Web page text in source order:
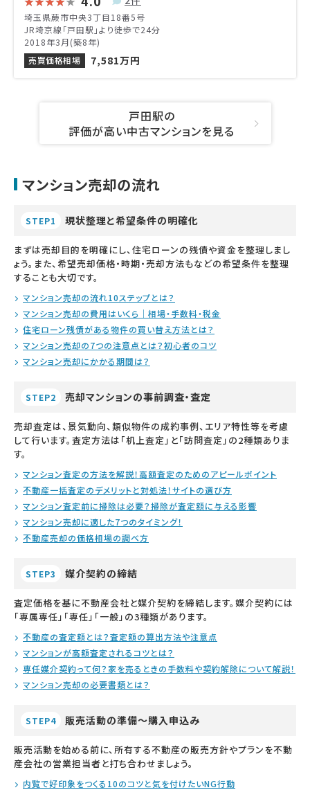
埼玉県蕨市中央3丁目18番5号
JR埼京線「戸田駅」より徒歩で24分
2018年3月(築8年)
売買価格相場
7,581万円
戸田駅の
評価が高い中古マンションを見る
マンション売却の流れ
STEP1 現状整理と希望条件の明確化
まずは売却目的を明確にし、住宅ローンの残債や資金を整理しまし
ょう。また、希望売却価格・時期・売却方法もなどの希望条件を整理
することも大切です。
マンション売却の流れ10ステップとは？
マンション売却の費用はいくら｜相場・手数料・税金
住宅ローン残債がある物件の買い替え方法とは？
マンション売却の7つの注意点とは？初心者のコツ
マンション売却にかかる期間は？
STEP2 売却マンションの事前調査・査定
売却査定は、景気動向、類似物件の成約事例、エリア特性等を考慮
して行います。査定方法は「机上査定」と「訪問査定」の2種類ありま
す。
マンション査定の方法を解説！高額査定のためのアピールポイント
不動産一括査定のデメリットと対処法！サイトの選び方
マンション査定前に掃除は必要？掃除が査定額に与える影響
マンション売却に適した7つのタイミング！
不動産売却の価格相場の調べ方
STEP3 媒介契約の締結
査定価格を基に不動産会社と媒介契約を締結します。媒介契約には
「専属専任」「専任」「一般」の3種類があります。
不動産の査定額とは？査定額の算出方法や注意点
マンションが高額査定されるコツとは？
専任媒介契約って何？家を売るときの手数料や契約解除について解説！
マンション売却の必要書類とは？
STEP4 販売活動の準備～購入申込み
販売活動を始める前に、所有する不動産の販売方針やプランを不動
産会社の営業担当者と打ち合わせましょう。
内覧で好印象をつくる10のコツと気を付けたいNG行動